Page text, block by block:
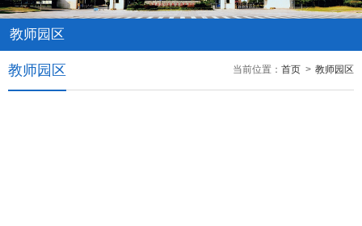
教师园区
当前位置： 首页 > 教师园区
教师园区